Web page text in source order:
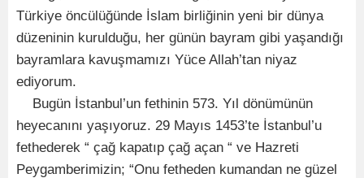
Türkiye öncülüğünde İslam birliğinin yeni bir dünya
düzeninin kurulduğu, her günün bayram gibi yaşandığı
bayramlara kavuşmamızı Yüce Allah’tan niyaz
ediyorum.
Bugün İstanbul’un fethinin 573. Yıl dönümünün
heyecanını yaşıyoruz. 29 Mayıs 1453’te İstanbul’u
fethederek “ çağ kapatıp çağ açan “ ve Hazreti
Peygamberimizin; “Onu fetheden kumandan ne güzel